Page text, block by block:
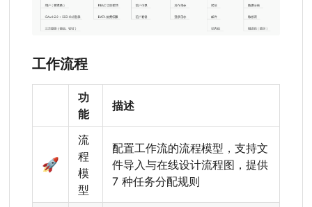
工作流程
功
能
描述
🚀
流
程
模
型
配置工作流的流程模型，支持文
件导入与在线设计流程图，提供
7 种任务分配规则